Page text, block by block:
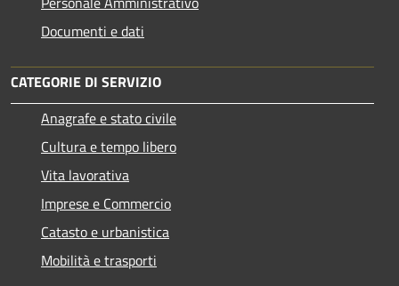
Documenti e dati
CATEGORIE DI SERVIZIO
Anagrafe e stato civile
Cultura e tempo libero
Vita lavorativa
Imprese e Commercio
Catasto e urbanistica
Mobilità e trasporti